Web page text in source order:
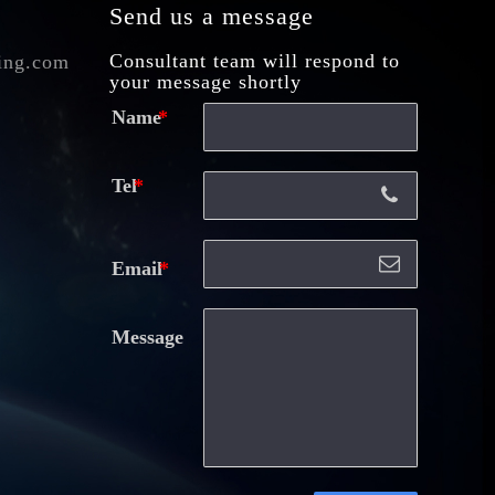
Send us a message
Consultant team will respond to
your message shortly
Name
Tel
Email
Message